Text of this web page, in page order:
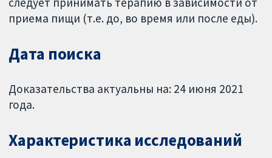
приема пищи (т.е. до, во время или после еды).
Дата поиска
Доказательства актуальны на: 24 июня 2021
года.
Характеристика исследований